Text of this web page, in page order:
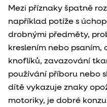
Mezi příznaky špatně
například potíže s
drobnými předměty,
kreslením nebo
knoflíků, zavazování
používání příboru nebo
dítě vykazuje znaky
motoriky, je dobré